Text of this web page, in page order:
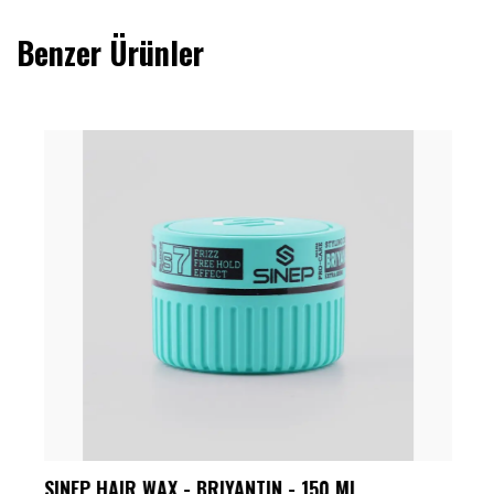
Benzer Ürünler
SINEP HAIR WAX - BRIYANTIN - 150 ML